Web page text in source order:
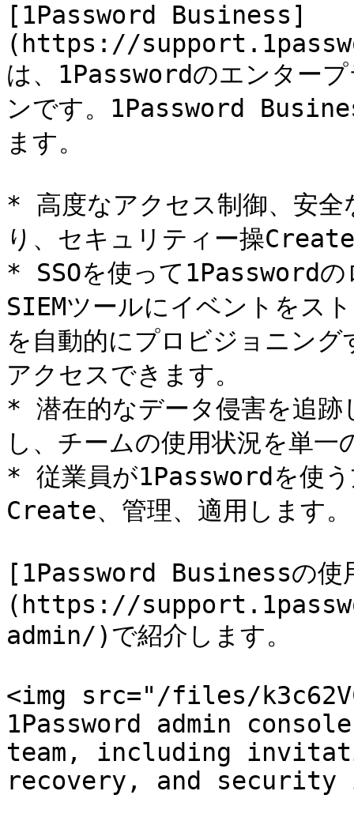
[1Password Business]
(https://
は、1Passwordのエンター
ンです。1Password
ます。
* 高度なアクセス制御、安全
り、セキュリティー操
* SSOを使って1Password
SIEMツールにイベントをス
を自動的にプロビジョニン
アクセスできます。
* 潜在的なデータ侵害を追跡
し、チームの使用状況を単
* 従業員が1Passwordを使
Create、管理、適用します。
[1Password Businessの使
(https://
admin/)で紹介します。
<img src="/files/
1Password admin
team, including
recovery, and security